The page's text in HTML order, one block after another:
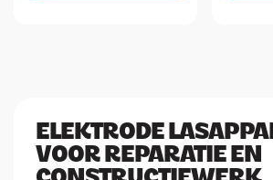
ELEKTRODE
VOOR REPARATIE EN